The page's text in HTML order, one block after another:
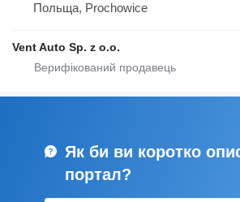
Польща, Prochowice
Vent Auto Sp. z o.o.
Як би ви коротко
портал?